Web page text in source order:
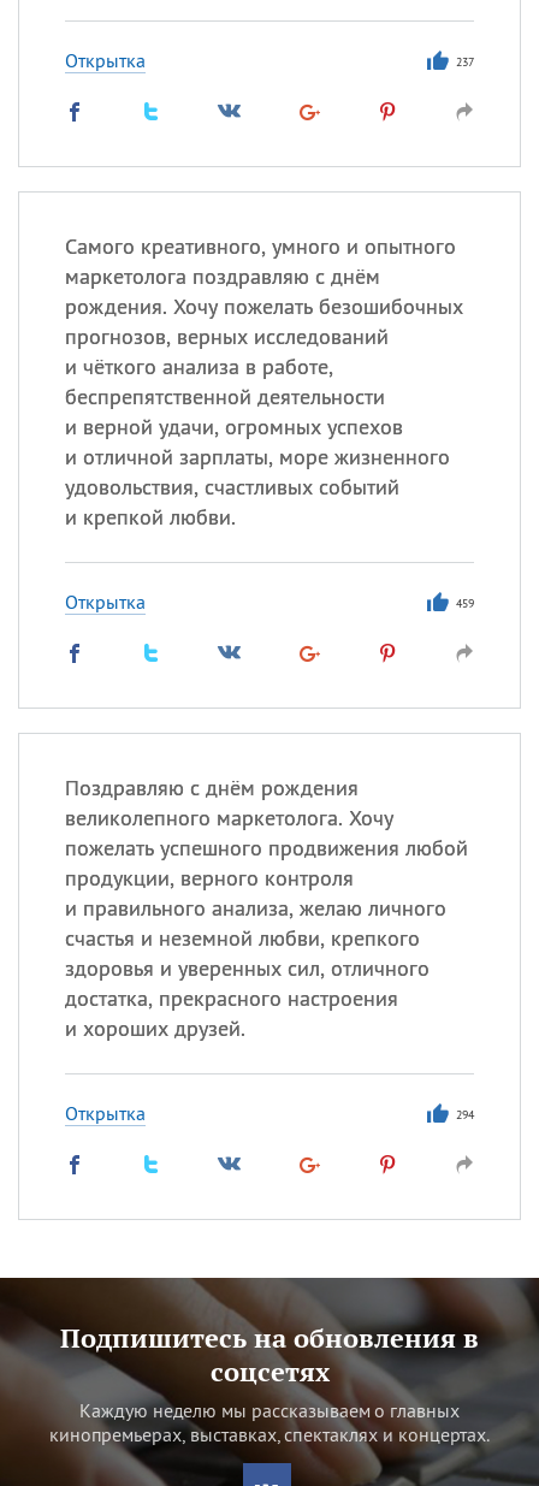
Открытка 237
Самого креативного, умного и опытного
маркетолога поздравляю с днём
рождения. Хочу пожелать безошибочных
прогнозов, верных исследований
и чёткого анализа в работе,
беспрепятственной деятельности
и верной удачи, огромных успехов
и отличной зарплаты, море жизненного
удовольствия, счастливых событий
и крепкой любви.
Открытка 459
Поздравляю с днём рождения
великолепного маркетолога. Хочу
пожелать успешного продвижения любой
продукции, верного контроля
и правильного анализа, желаю личного
счастья и неземной любви, крепкого
здоровья и уверенных сил, отличного
достатка, прекрасного настроения
и хороших друзей.
Открытка 294
Подпишитесь на обновления в
соцсетях
Каждую неделю мы рассказываем о главных
кинопремьерах, выставках, спектаклях и концертах.